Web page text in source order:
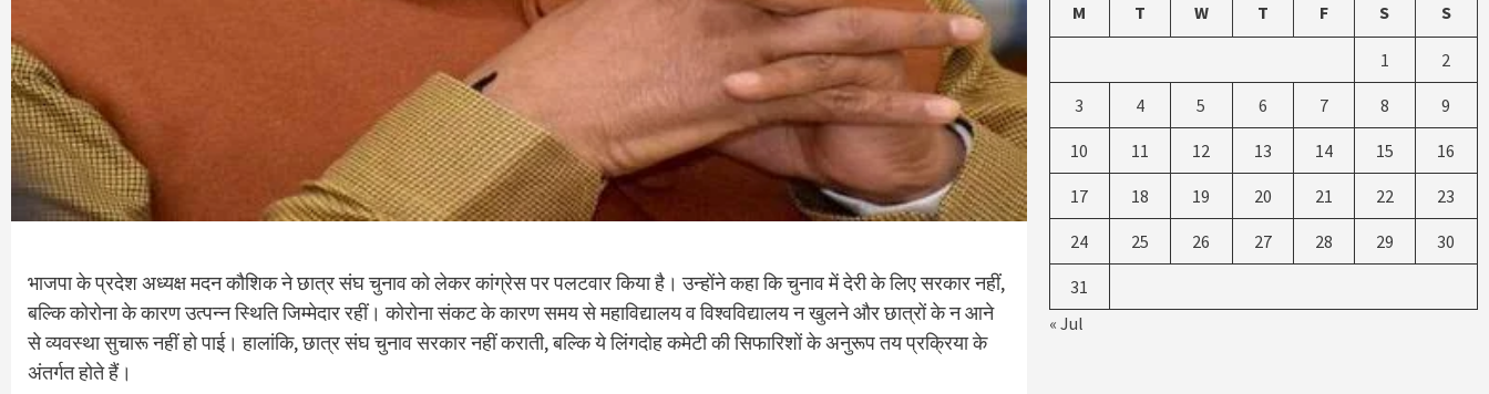
भाजपा के प्रदेश अध्यक्ष मदन कौशिक ने छात्र संघ चुनाव को लेकर कांग्रेस पर पलटवार किया है। उन्होंने कहा कि चुनाव में देरी के लिए सरकार नहीं,
बल्कि कोरोना के कारण उत्पन्न स्थिति जिम्मेदार रहीं। कोरोना संकट के कारण समय से महाविद्यालय व विश्वविद्यालय न खुलने और छात्रों के न आने
से व्यवस्था सुचारू नहीं हो पाई। हालांकि, छात्र संघ चुनाव सरकार नहीं कराती, बल्कि ये लिंगदोह कमेटी की सिफारिशों के अनुरूप तय प्रक्रिया के
अंतर्गत होते हैं।
M T W T F S S
1 2
3 4 5 6 7 8 9
10 11 12 13 14 15 16
17 18 19 20 21 22 23
24 25 26 27 28 29 30
31
« Jul